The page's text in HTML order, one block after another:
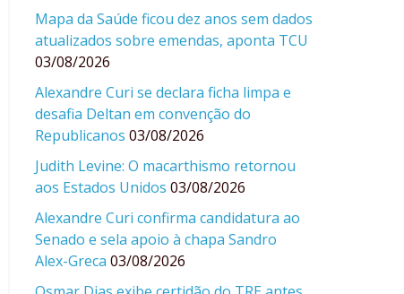
Mapa da Saúde ficou dez anos sem dados
atualizados sobre emendas, aponta TCU
03/08/2026
Alexandre Curi se declara ficha limpa e
desafia Deltan em convenção do
Republicanos 03/08/2026
Judith Levine: O macarthismo retornou
aos Estados Unidos 03/08/2026
Alexandre Curi confirma candidatura ao
Senado e sela apoio à chapa Sandro
Alex-Greca 03/08/2026